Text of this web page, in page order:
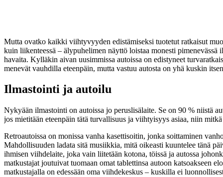
Mutta ovatko kaikki viihtyvyyden edistämiseksi tuotetut ratkaisut
kuin liikenteessä – älypuhelimen näyttö loistaa monesti
havaita. Kylläkin aivan uusimmissa autoissa on edistyneet
menevät vauhdilla eteenpäin, mutta vastuu autosta on yhä kuskin
Ilmastointi ja autoilu
Nykyään ilmastointi on autoissa jo peruslisälaite. Se on 90 % niistä
jos mietitään eteenpäin tätä turvallisuus ja viihtyisyys asiaa, niin
Retroautoissa on monissa vanha kasettisoitin, jonka soittaminen
Mahdollisuuden ladata sitä musiikkia, mitä oikeasti kuuntelee tänä
ihmisen viihdelaite, joka vain liitetään kotona, töissä ja autossa
matkustajat joutuivat tuomaan omat tablettinsa autoon katsoakseen
matkustajalla on edessään oma viihdekeskus – kuskilla ei